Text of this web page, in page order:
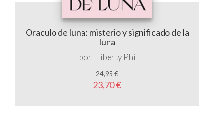
Oraculo de luna: misterio y significado de la
luna
por Liberty Phi
24,95 €
23,70 €